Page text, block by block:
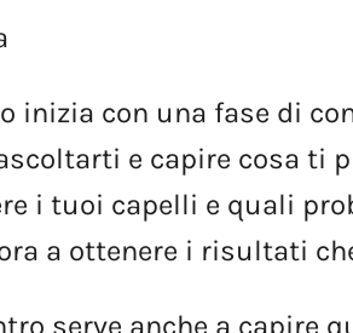
inizia con una fase di
e capire cosa ti
i tuoi capelli e quali
a ottenere i risultati
serve anche a capire